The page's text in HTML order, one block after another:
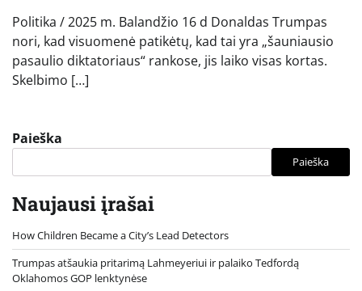
Politika / 2025 m. Balandžio 16 d Donaldas Trumpas
nori, kad visuomenė patikėtų, kad tai yra „šauniausio
pasaulio diktatoriaus“ rankose, jis laiko visas kortas.
Skelbimo […]
Paieška
Paieška
Naujausi įrašai
How Children Became a City’s Lead Detectors
Trumpas atšaukia pritarimą Lahmeyeriui ir palaiko Tedfordą
Oklahomos GOP lenktynėse